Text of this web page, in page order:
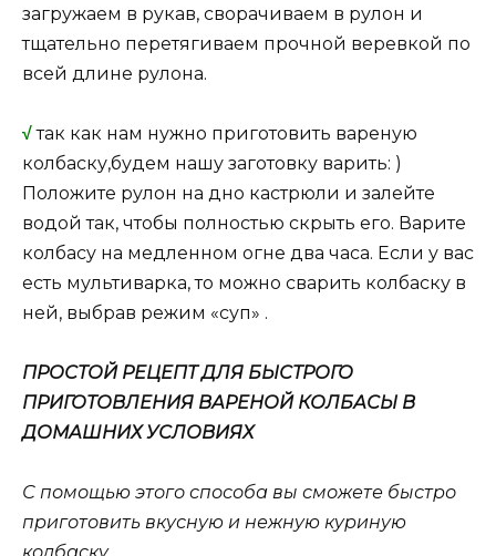
загружаем в рукав, сворачиваем в рулон и
тщательно перетягиваем прочной веревкой по
всей длине рулона.
√так как нам нужно приготовить вареную
колбаску,будем нашу заготовку варить: )
Положите рулон на дно кастрюли и залейте
водой так, чтобы полностью скрыть его. Варите
колбасу на медленном огне два часа. Если у вас
есть мультиварка, то можно сварить колбаску в
ней, выбрав режим «суп» .
ПРОСТОЙ РЕЦЕПТ ДЛЯ БЫСТРОГО
ПРИГОТОВЛЕНИЯ ВАРЕНОЙ КОЛБАСЫ В
ДОМАШНИХ УСЛОВИЯХ
С помощью этого способа вы сможете быстро
приготовить вкусную и нежную куриную